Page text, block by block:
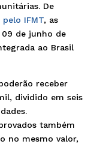
De
IFMT, as
de junho de
ao Brasil
receber
dividido em seis
também
no mesmo valor,